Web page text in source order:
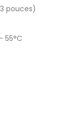
pouces)
55°C